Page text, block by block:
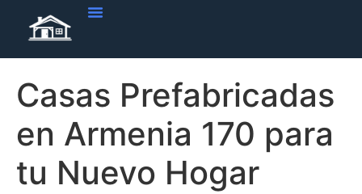
Casas Prefabricadas
en Armenia 170 para
tu Nuevo Hogar